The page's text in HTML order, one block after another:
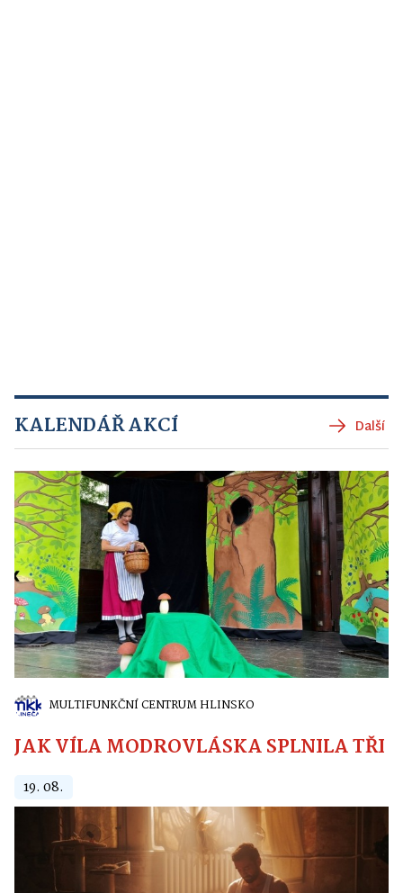
KALENDÁŘ AKCÍ Další
MULTIFUNKČNÍ CENTRUM HLINSKO
JAK VÍLA MODROVLÁSKA SPLNILA
19. 08.